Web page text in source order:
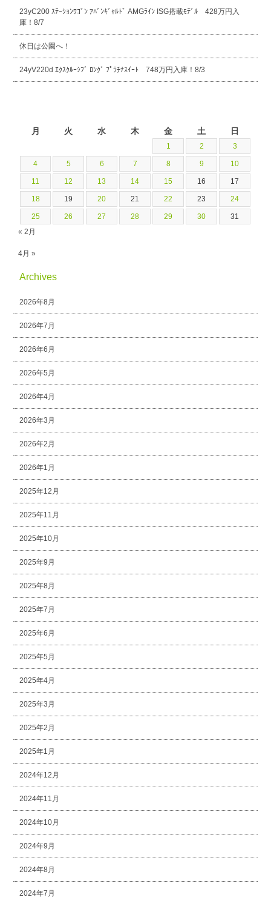
23yC200 ｽﾃｰｼｮﾝﾜｺﾞﾝ ｱﾊﾞﾝｷﾞｬﾙﾄﾞ AMGﾗｲﾝ ISG搭載ﾓﾃﾞﾙ 428万円入
庫！8/7
休日は公園へ！
24yV220d ｴｸｽｸﾙｰｼﾌﾞ ﾛﾝｸﾞ ﾌﾟﾗﾁﾅｽｲｰﾄ 748万円入庫！8/3
月 火 水 木 金 土 日
1 2 3
4 5 6 7 8 9 10
11 12 13 14 15 16 17
18 19 20 21 22 23 24
25 26 27 28 29 30
31
« 2月
4月 »
Archives
2026年8月
2026年7月
2026年6月
2026年5月
2026年4月
2026年3月
2026年2月
2026年1月
2025年12月
2025年11月
2025年10月
2025年9月
2025年8月
2025年7月
2025年6月
2025年5月
2025年4月
2025年3月
2025年2月
2025年1月
2024年12月
2024年11月
2024年10月
2024年9月
2024年8月
2024年7月